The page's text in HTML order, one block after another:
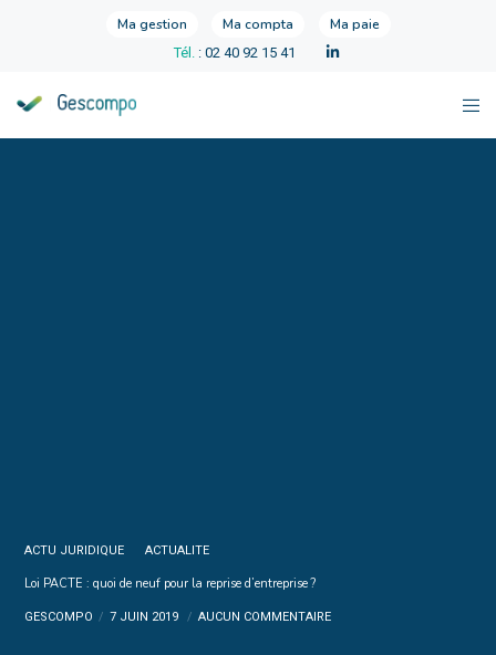
Ma gestion Ma compta Ma paie
Tél. : 02 40 92 15 41
ACTU JURIDIQUE ACTUALITE
Loi PACTE : quoi de neuf pour la reprise d’entreprise ?
GESCOMPO 7 JUIN 2019 AUCUN COMMENTAIRE